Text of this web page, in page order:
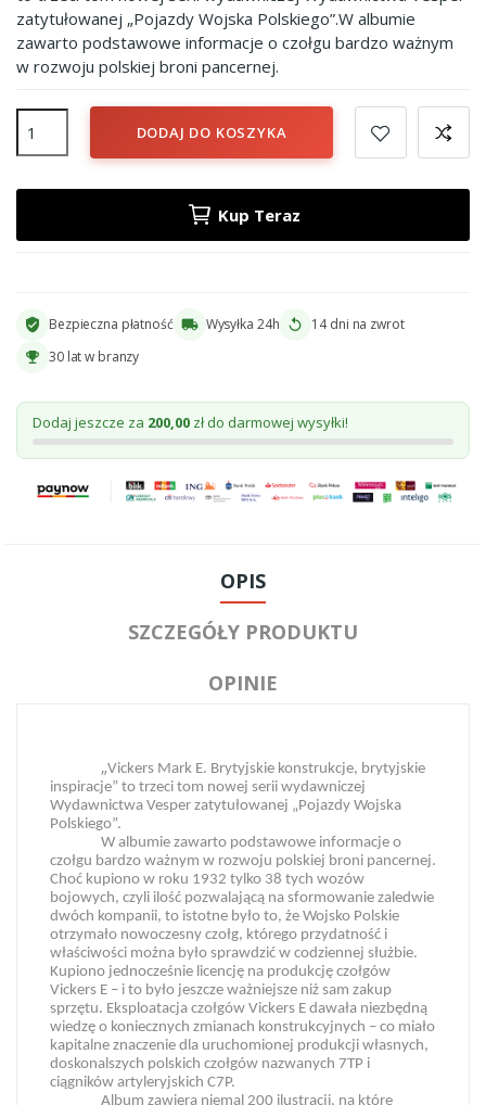
zatytułowanej „Pojazdy Wojska Polskiego”.W albumie
zawarto podstawowe informacje o czołgu bardzo ważnym
w rozwoju polskiej broni pancernej.
DODAJ DO KOSZYKA
Kup Teraz
verified_user Bezpieczna płatność local_shipping Wysyłka 24h replay 14 dni na zwrot
emoji_events 30 lat w branzy
Dodaj jeszcze za 200,00 zł do darmowej wysyłki!
OPIS
SZCZEGÓŁY PRODUKTU
OPINIE
„Vickers Mark E. Brytyjskie konstrukcje, brytyjskie
inspiracje” to trzeci tom nowej serii wydawniczej
Wydawnictwa Vesper zatytułowanej „Pojazdy Wojska
Polskiego”.
W albumie zawarto podstawowe informacje o
czołgu bardzo ważnym w rozwoju polskiej broni pancernej.
Choć kupiono w roku 1932 tylko 38 tych wozów
bojowych, czyli ilość pozwalającą na sformowanie zaledwie
dwóch kompanii, to istotne było to, że Wojsko Polskie
otrzymało nowoczesny czołg, którego przydatność i
właściwości można było sprawdzić w codziennej służbie.
Kupiono jednocześnie licencję na produkcję czołgów
Vickers E – i to było jeszcze ważniejsze niż sam zakup
sprzętu. Eksploatacja czołgów Vickers E dawała niezbędną
wiedzę o koniecznych zmianach konstrukcyjnych – co miało
kapitalne znaczenie dla uruchomionej produkcji własnych,
doskonalszych polskich czołgów nazwanych 7TP i
ciągników artyleryjskich C7P.
Album zawiera niemal 200 ilustracji, na które